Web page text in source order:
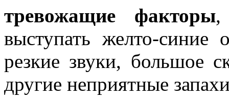
тревожащие факторы,
выступать желто-синие
резкие звуки, большое
другие неприятные